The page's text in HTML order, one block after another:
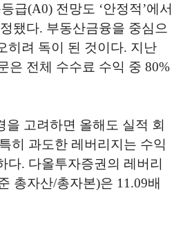
급(A0) 전망도 ‘안정적’에서
됐다. 부동산금융을 중심으
히려 독이 된 것이다. 지난
은 전체 수수료 수익 중 80%
을 고려하면 올해도 실적 회
히 과도한 레버리지는 수익
다. 다올투자증권의 레버리
총자산/총자본)은 11.09배